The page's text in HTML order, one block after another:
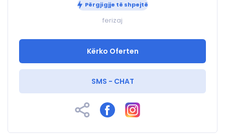
Përgjigjje të shpejtë
ferizaj
Kërko Oferten
SMS - CHAT